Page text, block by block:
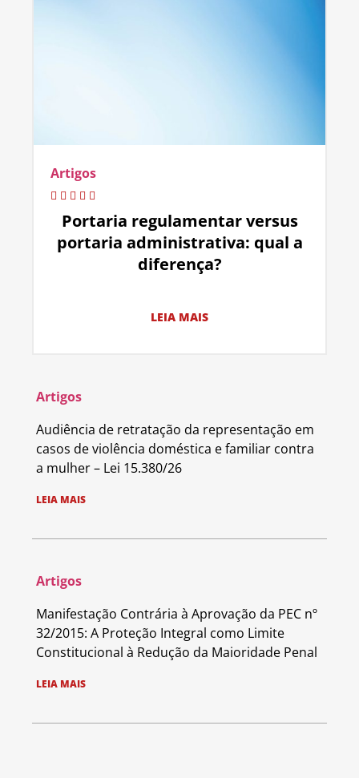
Artigos
Portaria regulamentar versus
portaria administrativa: qual a
diferença?
LEIA MAIS
Artigos
Audiência de retratação da representação em
casos de violência doméstica e familiar contra
a mulher – Lei 15.380/26
LEIA MAIS
Artigos
Manifestação Contrária à Aprovação da PEC nº
32/2015: A Proteção Integral como Limite
Constitucional à Redução da Maioridade Penal
LEIA MAIS